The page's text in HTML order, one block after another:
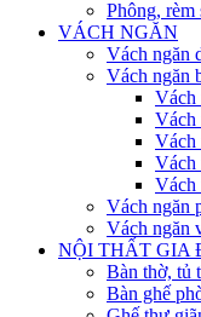
Phông, rèm
VÁCH NGĂN
Vách ngăn
Vách ngăn
Vách
Vách
Vách
Vách
Vách
Vách ngăn
Vách ngăn
NỘI THẤT GIA
Bàn thờ, tủ
Bàn ghế